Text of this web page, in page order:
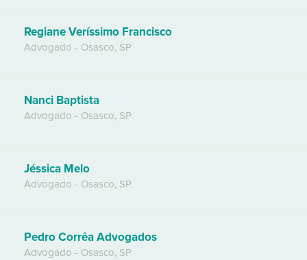
Regiane Veríssimo Francisco
Advogado - Osasco, SP
Nanci Baptista
Advogado - Osasco, SP
Jéssica Melo
Advogado - Osasco, SP
Pedro Corrêa Advogados
Advogado - Osasco, SP